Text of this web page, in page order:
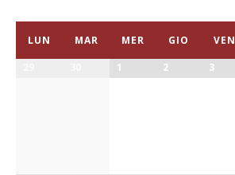
Navigazione
per
mese
LUN MAR MER GIO VEN
1 2 3